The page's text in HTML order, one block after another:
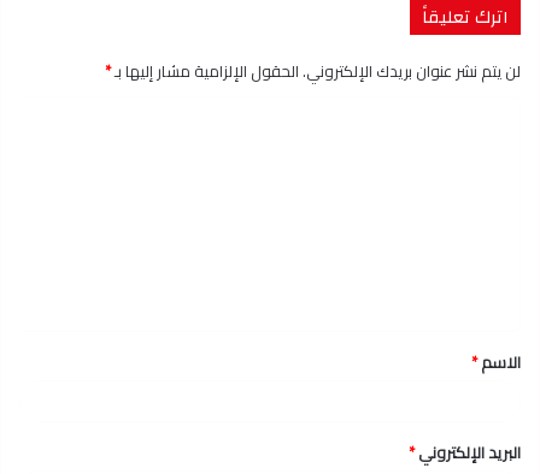
اترك تعليقاً
لن يتم نشر عنوان بريدك الإلكتروني.الحقول الإلزامية مشار إليها بـ*
*
الاسم*
البريد الإلكتروني*